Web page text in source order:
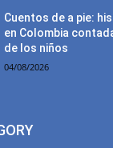
Cuentos de a pie:
en Colombia
de los niños
04/08/2026